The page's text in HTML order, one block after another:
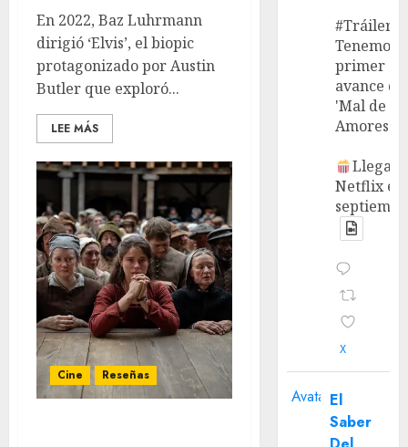
En 2022, Baz Luhrmann
dirigió ‘Elvis’, el biopic
protagonizado por Austin
Butler que exploró...
LEE MÁS
Cine Reseñas
#Tráiler
Tenemos
primer
avance de
'Mal de
Amores'.
Llega a
Netflix en
X
Avatar El
Saber